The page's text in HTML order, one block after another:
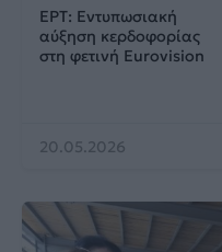
ΕΡΤ: Εντυπωσιακή
αύξηση κερδοφορίας
στη φετινή Eurovision
20.05.2026